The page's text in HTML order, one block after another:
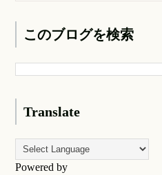
このブログを検索
Translate
Powered by